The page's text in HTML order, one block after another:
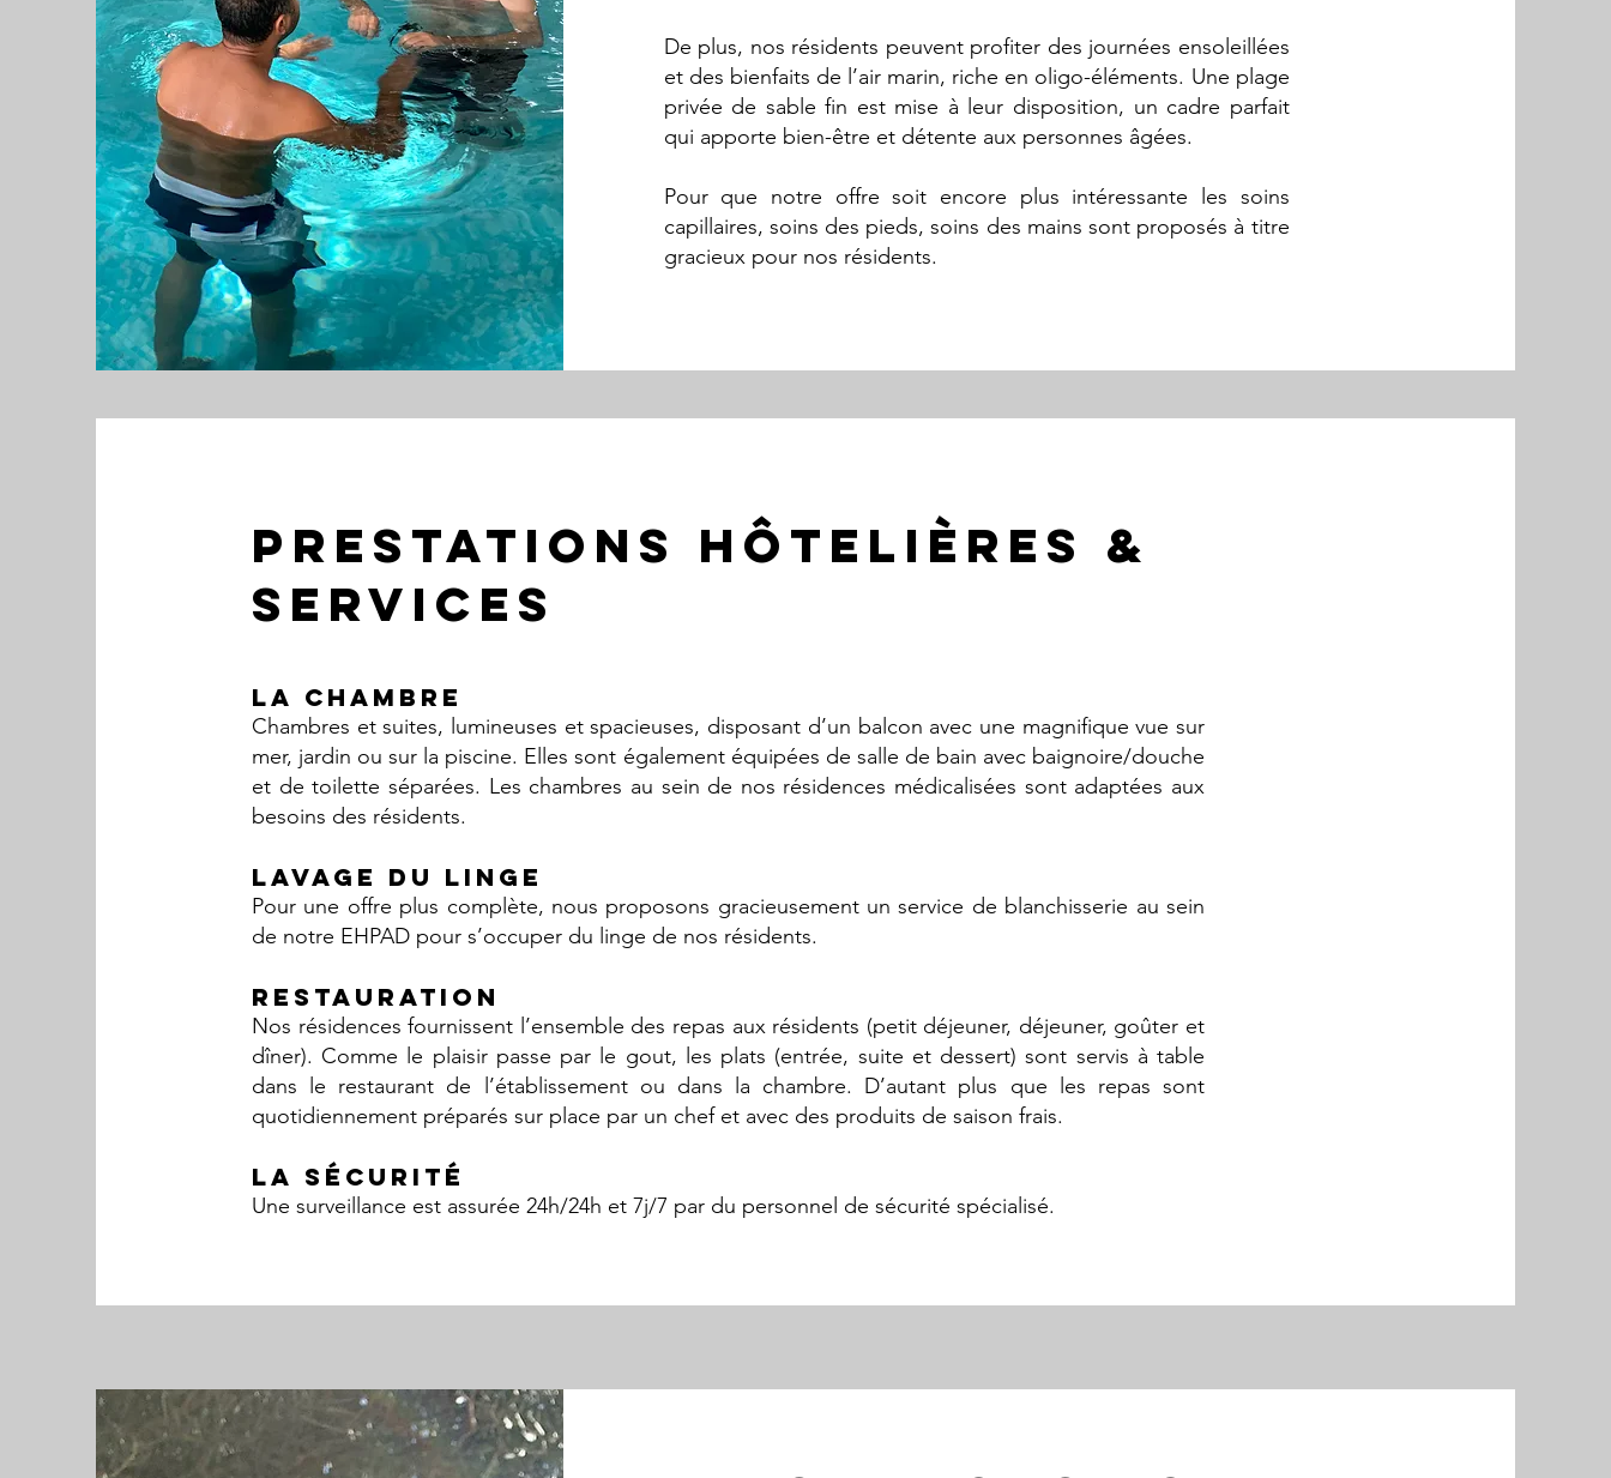
De plus, nos résidents peuvent profiter des journées ensoleillées
et des bienfaits de l’air marin, riche en oligo-éléments. Une plage
privée de sable fin est mise à leur disposition, un cadre parfait
qui apporte bien-être et détente aux personnes âgées.
Pour que notre offre soit encore plus intéressante les soins
capillaires, soins des pieds, soins des mains sont proposés à titre
gracieux pour nos résidents.
PRESTATIONS HôTELières &
services
LA CHAMBRE
Chambres et suites, lumineuses et spacieuses, disposant d’un balcon avec une magnifique vue sur
mer, jardin ou sur la piscine. Elles sont également équipées de salle de bain avec baignoire/douche
et de toilette séparées. Les chambres au sein de nos résidences médicalisées sont adaptées aux
besoins des résidents.
LAVAGE DU LINGE
Pour une offre plus complète, nous proposons gracieusement un service de blanchisserie au sein
de notre EHPAD pour s’occuper du linge de nos résidents.
RESTAURATION
Nos résidences fournissent l’ensemble des repas aux résidents (petit déjeuner, déjeuner, goûter et
dîner). Comme le plaisir passe par le gout, les plats (entrée, suite et dessert) sont servis à table
dans le restaurant de l’établissement ou dans la chambre. D’autant plus que les repas sont
quotidiennement préparés sur place par un chef et avec des produits de saison frais.
LA SÉCURITÉ
Une surveillance est assurée 24h/24h et 7j/7 par du personnel de sécurité spécialisé.